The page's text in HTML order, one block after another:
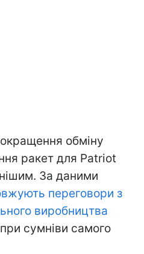
обміну
ракет для Patriot
За даними
переговори з
виробництва
сумніви самого